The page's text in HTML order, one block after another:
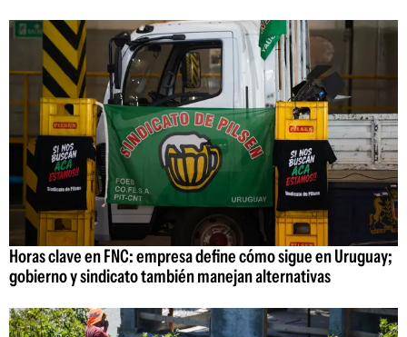
Horas clave en FNC: empresa define cómo sigue en Uruguay;
gobierno y sindicato también manejan alternativas